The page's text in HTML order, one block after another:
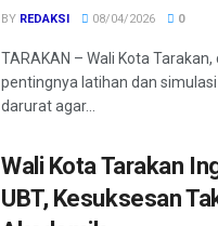
BY REDAKSI 08/04/2026 0
TARAKAN – Wali Kota Tarakan,
pentingnya latihan dan
darurat agar...
Wali Kota Tarakan
UBT, Kesuksesan